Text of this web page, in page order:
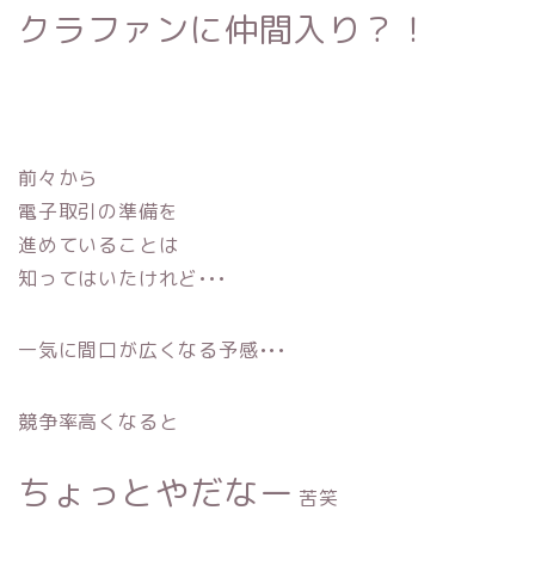
クラファンに仲間入り？！
前々から
電子取引の準備を
進めていることは
知ってはいたけれど•••
一気に間口が広くなる予感•••
競争率高くなると
ちょっとやだなー 苦笑